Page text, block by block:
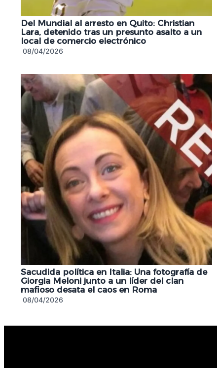
Del Mundial al arresto en Quito: Christian
Lara, detenido tras un presunto asalto a un
local de comercio electrónico
08/04/2026
Sacudida política en Italia: Una fotografía de
Giorgia Meloni junto a un líder del clan
mafioso desata el caos en Roma
08/04/2026